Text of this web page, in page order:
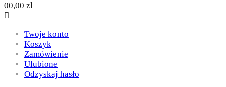
00,00 zł
Twoje konto
Koszyk
Zamówienie
Ulubione
Odzyskaj hasło